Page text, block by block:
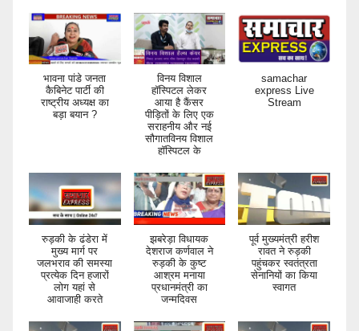
भावना पांडे जनता
कैबिनेट पार्टी की
राष्ट्रीय अध्यक्ष का
बड़ा बयान ?
विनय विशाल
हॉस्पिटल लेकर
आया है कैंसर
पीड़ितों के लिए एक
सराहनीय और नई
सौगातविनय विशाल
हॉस्पिटल के
samachar
express Live
Stream
रुड़की के ढंडेरा में
मुख्य मार्ग पर
जलभराव की समस्या
प्रत्येक दिन हजारों
लोग यहां से
आवाजाही करते
झबरेड़ा विधायक
देशराज कर्णवाल ने
रुड़की के कुष्ट
आश्रम मनाया
प्रधानमंत्री का
जन्मदिवस
पूर्व मुख्यमंत्री हरीश
रावत ने रुड़की
पहुंचकर स्वतंत्रता
सेनानियों का किया
स्वागत